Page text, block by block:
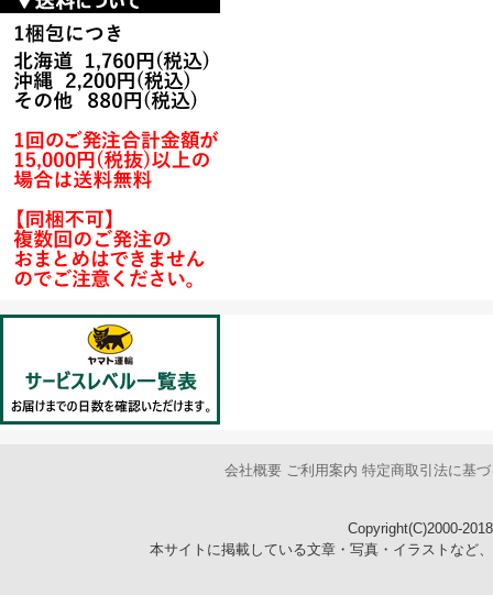
会社概要 ご利用案内 特定商取引法に基
Copyright(C)2000-
本サイトに掲載している文章・写真・イラストなど